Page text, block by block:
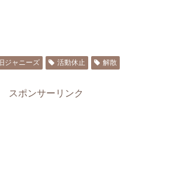
旧ジャニーズ 活動休止 解散
スポンサーリンク